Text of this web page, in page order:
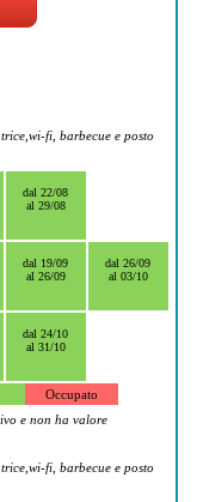
fi, barbecue e posto
dal 22/08
al 29/08
dal 19/09
al 26/09
dal 26/09
al 03/10
dal 24/10
al 31/10
Occupato
e non ha valore
fi, barbecue e posto